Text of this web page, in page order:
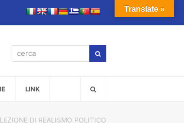
cerca
LINK
DI REALISMO POLITICO
Translate »